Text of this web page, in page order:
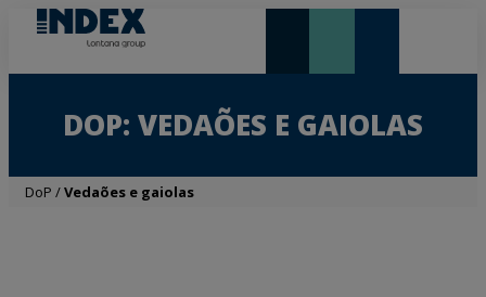
DOP: VEDAÕES E GAIOLAS
DoP /Vedaões e gaiolas